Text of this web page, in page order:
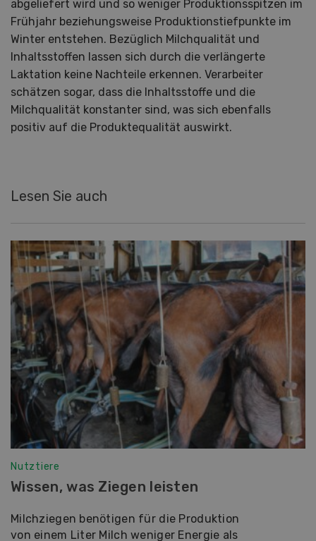
abgeliefert wird und so weniger Produktionsspitzen im
Frühjahr beziehungsweise Produktionstiefpunkte im
Winter entstehen. Bezüglich Milchqualität und
Inhaltsstoffen lassen sich durch die verlängerte
Laktation keine Nachteile erkennen. Verarbeiter
schätzen sogar, dass die Inhaltsstoffe und die
Milchqualität konstanter sind, was sich ebenfalls
positiv auf die Produktequalität auswirkt.
Lesen Sie auch
Nutztiere
Wissen, was Ziegen leisten
Milchziegen benötigen für die Produktion
von einem Liter Milch weniger Energie als